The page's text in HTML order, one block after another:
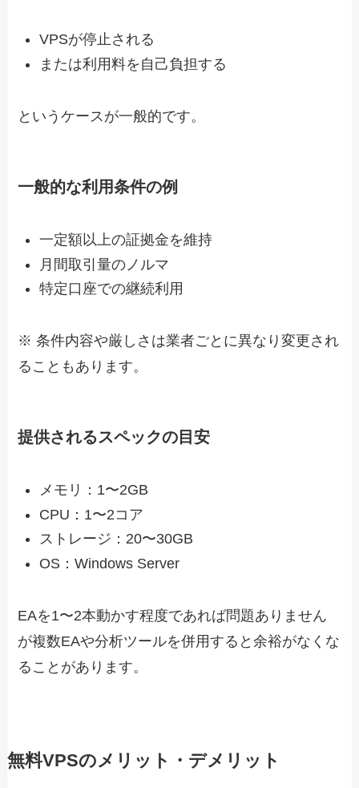
VPSが停止される
または利用料を自己負担する
というケースが一般的です。
一般的な利用条件の例
一定額以上の証拠金を維持
月間取引量のノルマ
特定口座での継続利用
※ 条件内容や厳しさは業者ごとに異なり変更され
ることもあります。
提供されるスペックの目安
メモリ：1〜2GB
CPU：1〜2コア
ストレージ：20〜30GB
OS：Windows Server
EAを1〜2本動かす程度であれば問題ありません
が複数EAや分析ツールを併用すると余裕がなくな
ることがあります。
無料VPSのメリット・デメリット